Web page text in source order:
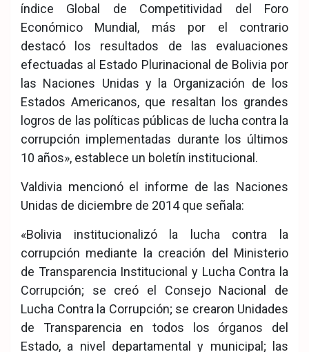
índice Global de Competitividad del Foro
Económico Mundial, más por el contrario
destacó los resultados de las evaluaciones
efectuadas al Estado Plurinacional de Bolivia por
las Naciones Unidas y la Organización de los
Estados Americanos, que resaltan los grandes
logros de las políticas públicas de lucha contra la
corrupción implementadas durante los últimos
10 años», establece un boletín institucional.
Valdivia mencionó el informe de las Naciones
Unidas de diciembre de 2014 que señala:
«Bolivia institucionalizó la lucha contra la
corrupción mediante la creación del Ministerio
de Transparencia Institucional y Lucha Contra la
Corrupción; se creó el Consejo Nacional de
Lucha Contra la Corrupción; se crearon Unidades
de Transparencia en todos los órganos del
Estado, a nivel departamental y municipal; las